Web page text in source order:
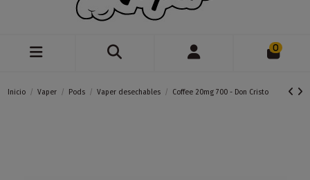
0
Inicio Vaper Pods Vaper desechables Coffee 20mg 700 - Don Cristo